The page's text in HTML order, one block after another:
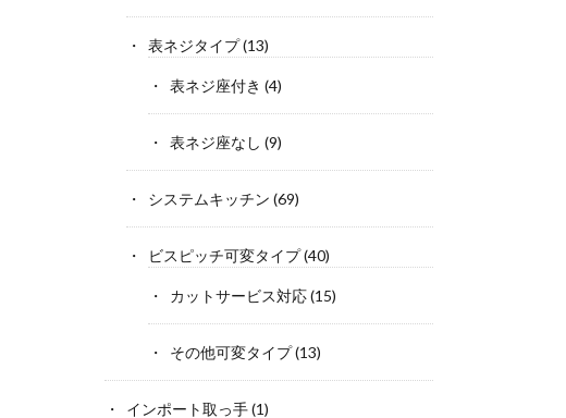
表ネジタイプ(13)
表ネジ座付き (4)
表ネジ座なし (9)
システムキッチン (69)
ビスピッチ可変タイプ(40)
カットサービス対応(15)
その他可変タイプ(13)
インポート取っ手(1)